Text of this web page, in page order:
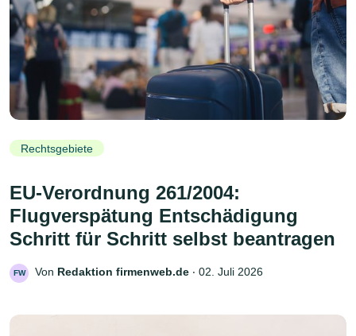
Rechtsgebiete
EU-Verordnung 261/2004:
Flugverspätung Entschädigung
Schritt für Schritt selbst beantragen
FW Von Redaktion firmenweb.de ‧ 02. Juli 2026